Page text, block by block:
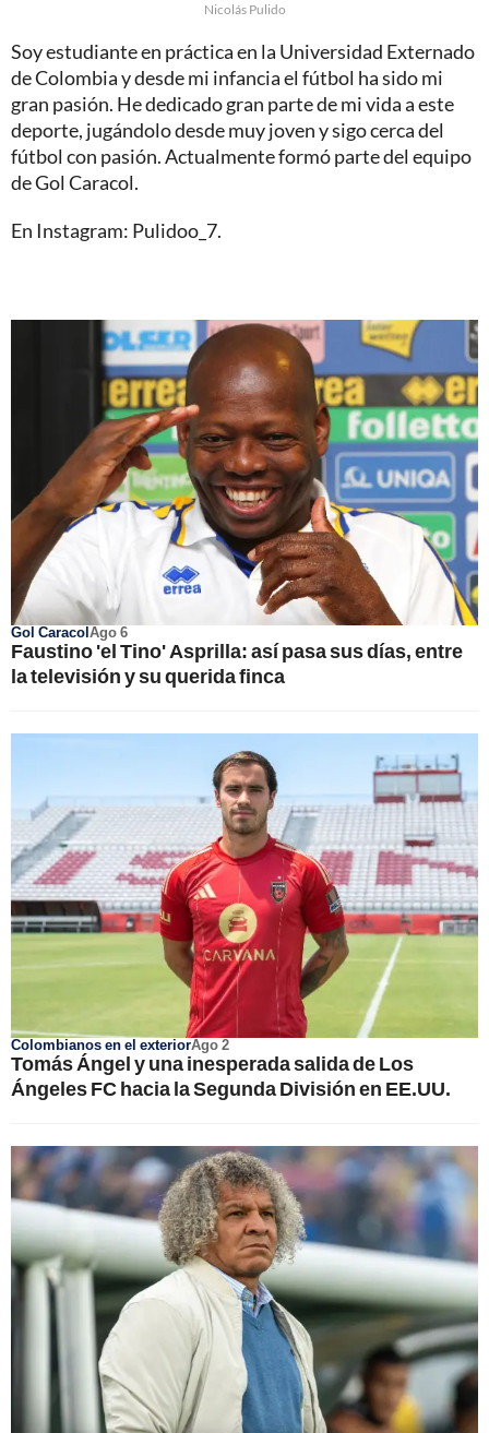
Nicolás Pulido
Soy estudiante en práctica en la Universidad Externado
de Colombia y desde mi infancia el fútbol ha sido mi
gran pasión. He dedicado gran parte de mi vida a este
deporte, jugándolo desde muy joven y sigo cerca del
fútbol con pasión. Actualmente formó parte del equipo
de Gol Caracol.
En Instagram: Pulidoo_7.
Gol CaracolAgo 6
Faustino 'el Tino' Asprilla: así pasa sus días, entre
la televisión y su querida finca
Colombianos en el exteriorAgo 2
Tomás Ángel y una inesperada salida de Los
Ángeles FC hacia la Segunda División en EE.UU.